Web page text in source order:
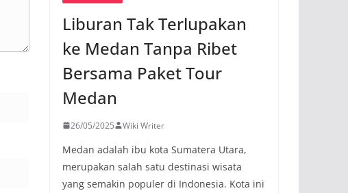
Liburan Tak Terlupakan
ke Medan Tanpa Ribet
Bersama Paket Tour
Medan
26/05/2025 Wiki Writer
Medan adalah ibu kota Sumatera Utara,
merupakan salah satu destinasi wisata
yang semakin populer di Indonesia. Kota ini